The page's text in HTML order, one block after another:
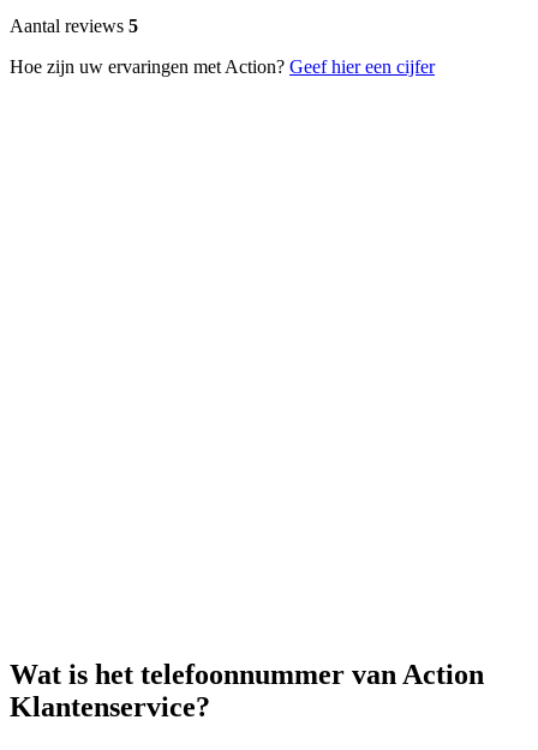
Aantal reviews 5
Hoe zijn uw ervaringen met Action? Geef hier een cijfer
Wat is het telefoonnummer van Action
Klantenservice?